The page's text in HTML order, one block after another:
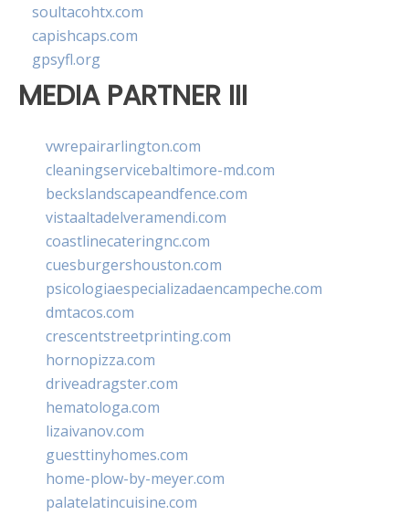
soultacohtx.com
capishcaps.com
gpsyfl.org
MEDIA PARTNER III
vwrepairarlington.com
cleaningservicebaltimore-md.com
beckslandscapeandfence.com
vistaaltadelveramendi.com
coastlinecateringnc.com
cuesburgershouston.com
psicologiaespecializadaencampeche.com
dmtacos.com
crescentstreetprinting.com
hornopizza.com
driveadragster.com
hematologa.com
lizaivanov.com
guesttinyhomes.com
home-plow-by-meyer.com
palatelatincuisine.com